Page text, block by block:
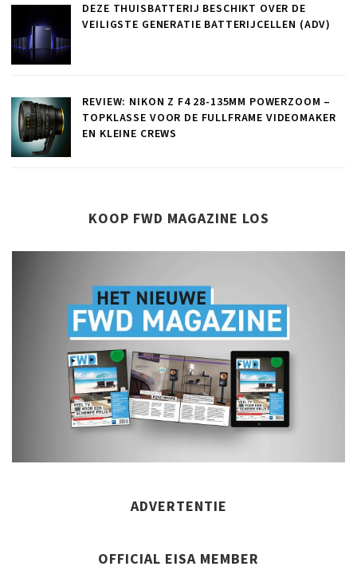
DEZE THUISBATTERIJ BESCHIKT OVER DE
VEILIGSTE GENERATIE BATTERIJCELLEN (ADV)
REVIEW: NIKON Z F4 28-135MM POWERZOOM –
TOPKLASSE VOOR DE FULLFRAME VIDEOMAKER
EN KLEINE CREWS
KOOP FWD MAGAZINE LOS
ADVERTENTIE
OFFICIAL EISA MEMBER